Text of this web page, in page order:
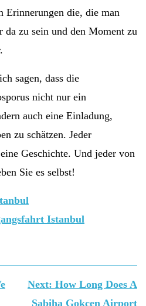
Erinnerungen die, die man
zu sein und den Moment zu
sagen, dass die
nicht nur ein
auch eine Einladung,
zu schätzen. Jeder
Geschichte. Und jeder von
Sie es selbst!
Istanbul
Next: How Long Does A
Sabiha Gokcen Airport